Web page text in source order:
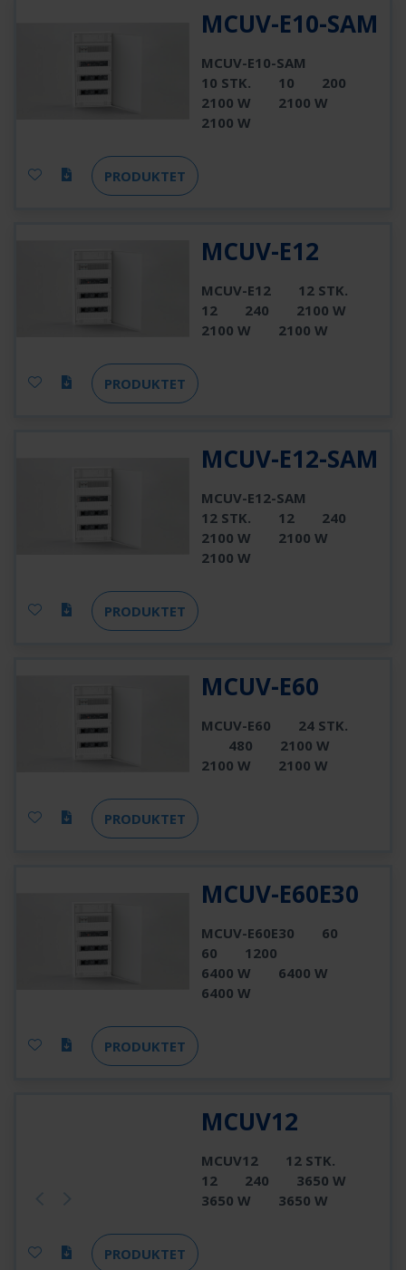
MCUV-E10-SAM
MCUV-E10-SAM
10 STK.
10
200
2100 W
2100 W
2100 W
PRODUKTET
MCUV-E12
MCUV-E12
12 STK.
12
240
2100 W
2100 W
2100 W
PRODUKTET
MCUV-E12-SAM
MCUV-E12-SAM
12 STK.
12
240
2100 W
2100 W
2100 W
PRODUKTET
MCUV-E60
MCUV-E60
24 STK.
480
2100 W
2100 W
2100 W
PRODUKTET
MCUV-E60E30
MCUV-E60E30
60
60
1200
6400 W
6400 W
6400 W
PRODUKTET
MCUV12
MCUV12
12 STK.
12
240
3650 W
3650 W
3650 W
PRODUKTET